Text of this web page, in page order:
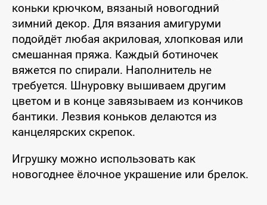
коньки крючком, вязаный новогодний
зимний декор. Для вязания амигуруми
подойдёт любая акриловая, хлопковая или
смешанная пряжа. Каждый ботиночек
вяжется по спирали. Наполнитель не
требуется. Шнуровку вышиваем другим
цветом и в конце завязываем из кончиков
бантики. Лезвия коньков делаются из
канцелярских скрепок.
Игрушку можно использовать как
новогоднее ёлочное украшение или брелок.